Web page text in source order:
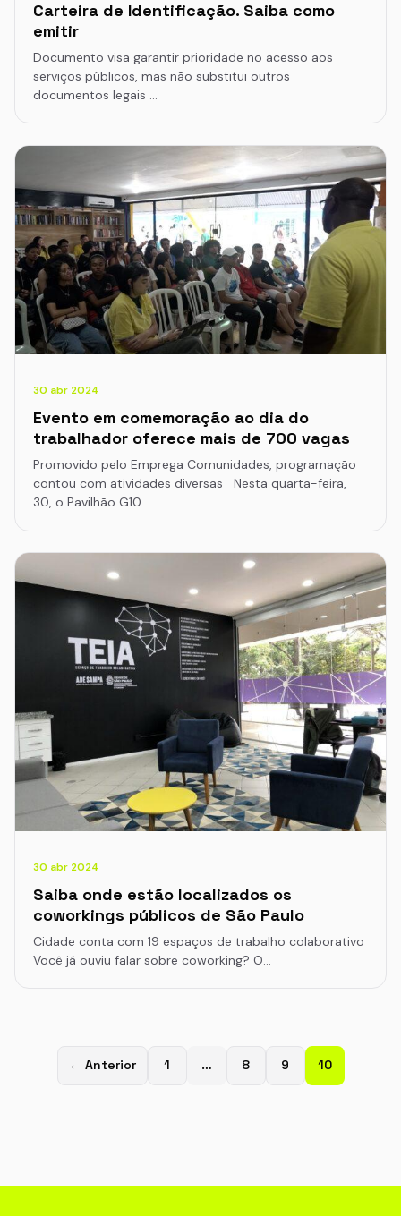
Carteira de Identificação. Saiba como
emitir
Documento visa garantir prioridade no acesso aos
serviços públicos, mas não substitui outros
documentos legais …
30 abr 2024
Evento em comemoração ao dia do
trabalhador oferece mais de 700 vagas
Promovido pelo Emprega Comunidades, programação
contou com atividades diversas Nesta quarta-feira,
30, o Pavilhão G10…
30 abr 2024
Saiba onde estão localizados os
coworkings públicos de São Paulo
Cidade conta com 19 espaços de trabalho colaborativo
Você já ouviu falar sobre coworking? O…
← Anterior 1 … 8 9 10